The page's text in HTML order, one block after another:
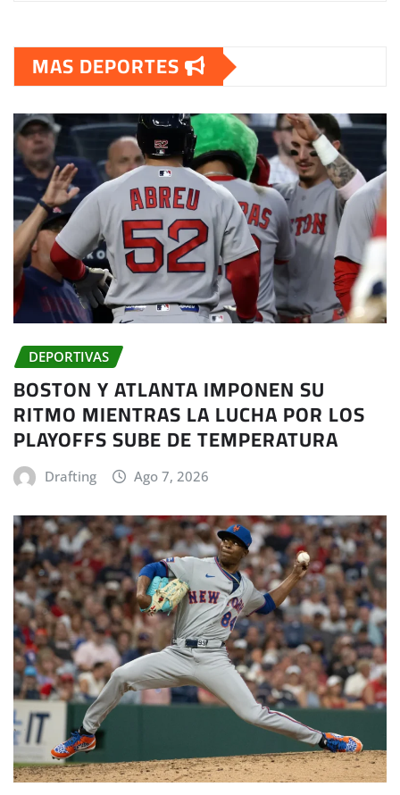
MAS DEPORTES
DEPORTIVAS
BOSTON Y ATLANTA IMPONEN SU
RITMO MIENTRAS LA LUCHA POR LOS
PLAYOFFS SUBE DE TEMPERATURA
Drafting Ago 7, 2026